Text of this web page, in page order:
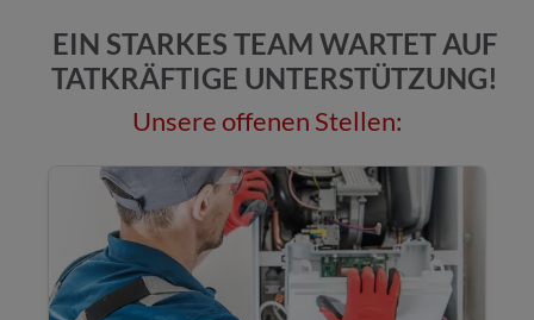
EIN STARKES TEAM WARTET AUF
TATKRÄFTIGE UNTERSTÜTZUNG!
Unsere offenen Stellen: